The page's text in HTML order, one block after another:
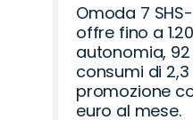
Omoda 7
offre fino a
autonomia,
consumi di
promozione
euro al mese.